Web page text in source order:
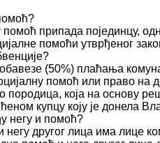
припада појединцу,
помоћи утврђеног
(50%) плаћања
помоћ или право на
породица, која на основу
купцу коју је донела
негу и помоћ?
другог лица има лице